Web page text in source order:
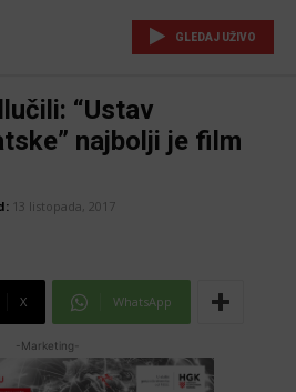
GLEDAJ UŽIVO
“Ustav
najbolji je film
13 listopada, 2017
X WhatsApp
-Marketing-